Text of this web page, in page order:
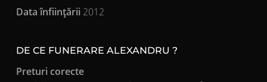
Data înfiinţării 2012
DE CE FUNERARE ALEXANDRU ?
Preturi corecte